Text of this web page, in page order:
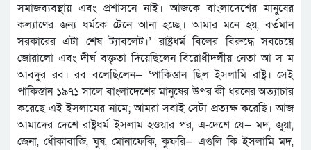
সমাজব্যবস্থায় এবং প্রশাসনে নাই। আজকে বাংলাদেশের মানুষের
কল্যাণের জন্য ধর্মকে টেনে আনা হচ্ছে। আমার মনে হয়, বর্তমান
সরকারের এটা শেষ ট্যাবলেট।’ রাষ্ট্রধর্ম বিলের বিরুদ্ধে সবচেয়ে
জোরালো এবং দীর্ঘ বক্তৃতা দিয়েছিলেন বিরোধীদলীয় নেতা আ স ম
আবদুর রব। রব বলেছিলেন— ‘পাকিস্তান ছিল ইসলামি রাষ্ট্র। সেই
পাকিস্তান ১৯৭১ সালে বাংলাদেশের মানুষের উপর কী ধরনের অত্যাচার
করেছে এই ইসলামের নামে; আমরা সবাই সেটা প্রত্যক্ষ করেছি। আজ
আমাদের দেশে রাষ্ট্রধর্ম ইসলাম হওয়ার পর, এ-দেশে যে— মদ, জুয়া,
জেনা, ধোঁকাবাজি, ঘুষ, মোনাফেকি, কুফরি— এগুলি কি ইসলামি মদ,